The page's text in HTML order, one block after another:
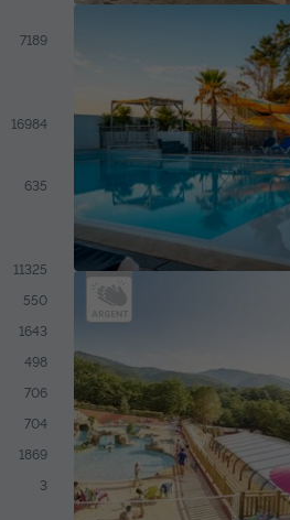
7189
16984
635
11325
550
1643
498
706
704
1869
3